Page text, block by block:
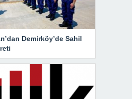
Demirköy’de Sahil